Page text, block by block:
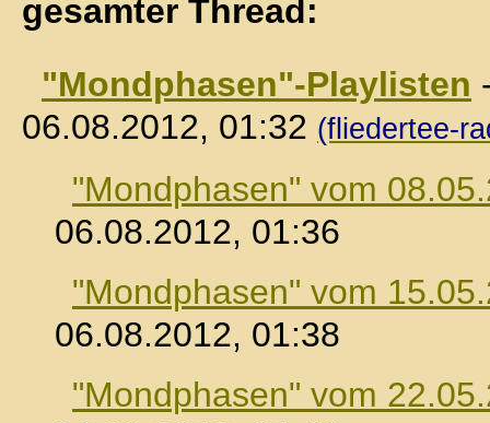
gesamter Thread:
"Mondphasen"-Playlisten
06.08.2012, 01:32 (fliedertee-
"Mondphasen" vom
06.08.2012, 01:36
"Mondphasen" vom
06.08.2012, 01:38
"Mondphasen" vom